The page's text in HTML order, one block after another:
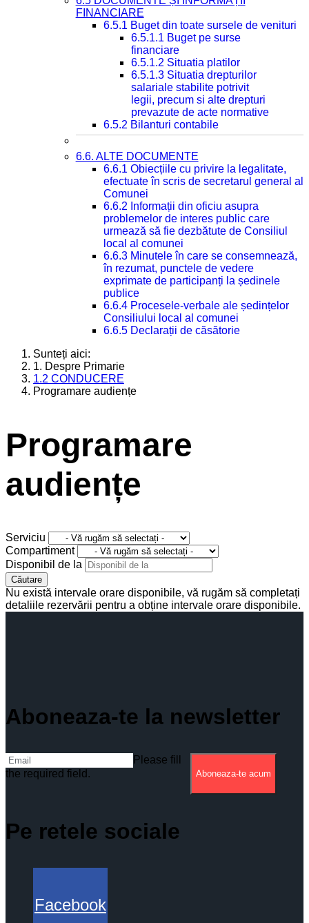
FINANCIARE
6.5.1 Buget din toate sursele de venituri
6.5.1.1 Buget pe surse
financiare
6.5.1.2 Situatia platilor
6.5.1.3 Situatia drepturilor
salariale stabilite potrivit
legii, precum si alte drepturi
prevazute de acte normative
6.5.2 Bilanturi contabile
6.6. ALTE DOCUMENTE
6.6.1 Obiecțiile cu privire la legalitate,
efectuate în scris de secretarul general al
Comunei
6.6.2 Informații din oficiu asupra
problemelor de interes public care
urmează să fie dezbătute de Consiliul
local al comunei
6.6.3 Minutele în care se consemnează,
în rezumat, punctele de vedere
exprimate de participanți la ședinele
publice
6.6.4 Procesele-verbale ale ședințelor
Consiliului local al comunei
6.6.5 Declarații de căsătorie
Sunteți aici:
1. Despre Primarie
1.2 CONDUCERE
Programare audiențe
Programare
audiențe
Serviciu
Compartiment
Disponibil de la
Căutare
Nu există intervale orare disponibile, vă rugăm să completați
detaliile rezervării pentru a obține intervale orare disponibile.
Aboneaza-te la newsletter
Please fill
the required field.
Aboneaza-te acum
Pe retele sociale
Facebook